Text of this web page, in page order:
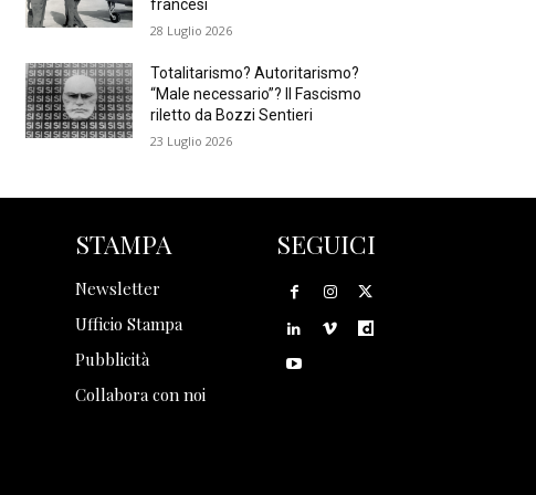
francesi
28 Luglio 2026
Totalitarismo? Autoritarismo?
“Male necessario”? Il Fascismo
riletto da Bozzi Sentieri
23 Luglio 2026
STAMPA
Newsletter
Ufficio Stampa
Pubblicità
Collabora con noi
SEGUICI